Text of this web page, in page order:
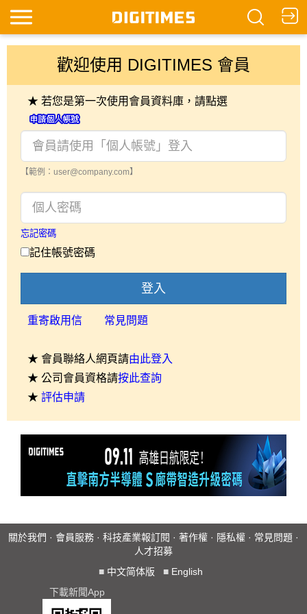
歡迎使用 DIGITIMES 會員
★ 若您是第一次使用會員資料庫，請點選
【範例：user@company.com】
忘記密碼
記住帳號密碼
登入
重寄啟用信 常見問題
★ 會員聯絡人網頁請由此登入
★ 公司會員資格請按此查詢
★ 評估申請
關於我們 · 會員服務 · 科技產業報訂閱 · 著作權 · 隱私權 · 常見問題 ·
人才招募
■ 中文简体版 ■ English
下載新聞App